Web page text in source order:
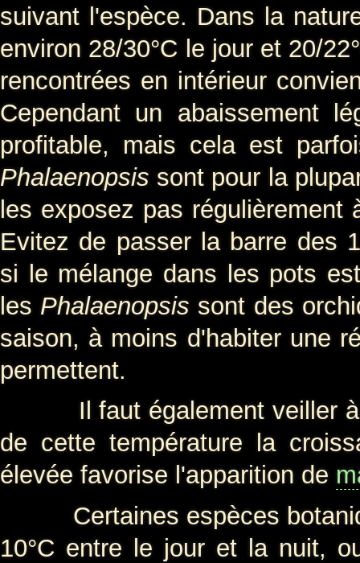
suivant l'espèce. Dans la
environ 28/30°C le jour et 20/
rencontrées en intérieur
Cependant un abaissement
profitable, mais cela est
Phalaenopsis sont pour la
les exposez pas régulièrement
Evitez de passer la barre des
si le mélange dans les pots
les Phalaenopsis sont des
saison, à moins d'habiter une
permettent.
Il faut également veiller à
de cette température la
élevée favorise l'apparition de
Certaines espèces
10°C entre le jour et la nuit,